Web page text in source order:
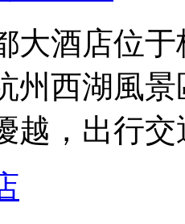
大酒店位
州西湖風
越，出行